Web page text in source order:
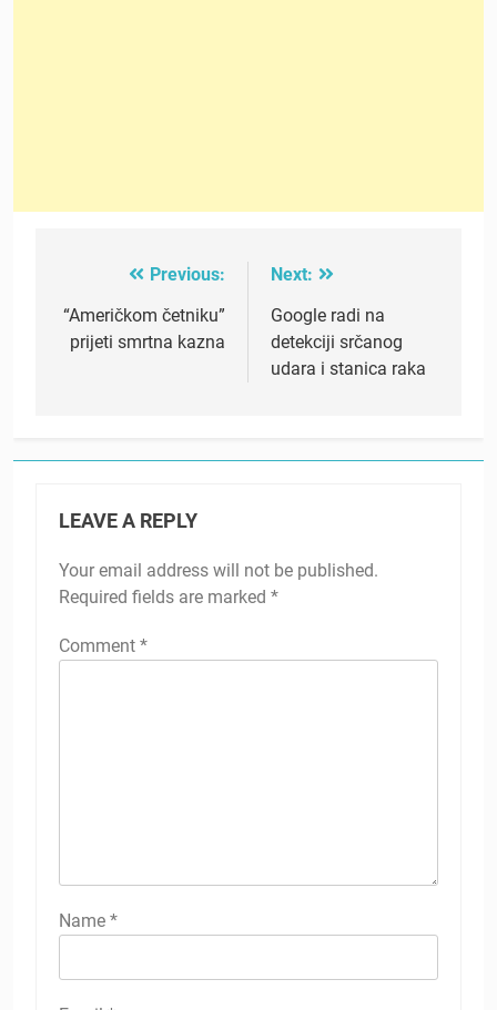
navigation
Previous:
“Američkom četniku”
prijeti smrtna kazna
Next:
Google radi na
detekciji srčanog
udara i stanica raka
LEAVE A REPLY
Your email address will not be published.
Required fields are marked *
Comment *
Name *